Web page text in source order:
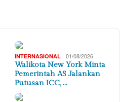
INTERNASIONAL 01/08/2026
Walikota New York Minta
Pemerintah AS Jalankan
Putusan ICC, …